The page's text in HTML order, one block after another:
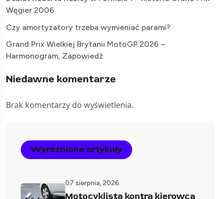
Węgier 2006
Czy amortyzatory trzeba wymieniać parami?
Grand Prix Wielkiej Brytanii MotoGP 2026 –
Harmonogram, Zapowiedź
Niedawne komentarze
Brak komentarzy do wyświetlenia.
Wyróżnione artykuły
07 sierpnia, 2026
Motocyklista kontra kierowca